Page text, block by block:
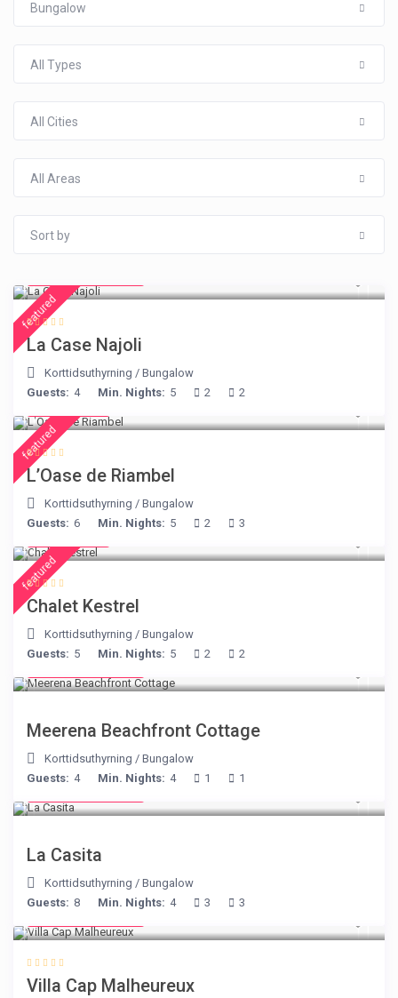
Bungalow
All Types
All Cities
All Areas
Sort by
featured
La Case Najoli
Korttidsuthyrning /Bungalow
Guests: 4 Min. Nights: 5 2 2
featured
L’Oase de Riambel
Korttidsuthyrning /Bungalow
Guests: 6 Min. Nights: 5 2 3
featured
Chalet Kestrel
Korttidsuthyrning /Bungalow
Guests: 5 Min. Nights: 5 2 2
Meerena Beachfront Cottage
Korttidsuthyrning /Bungalow
Guests: 4 Min. Nights: 4 1 1
La Casita
Korttidsuthyrning /Bungalow
Guests: 8 Min. Nights: 4 3 3
Villa Cap Malheureux